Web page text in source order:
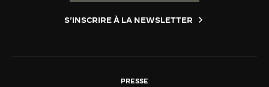
S'INSCRIRE À LA NEWSLETTER
PRESSE